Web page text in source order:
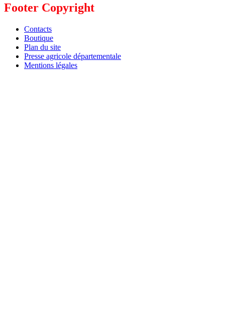
Footer Copyright
Contacts
Boutique
Plan du site
Presse agricole départementale
Mentions légales